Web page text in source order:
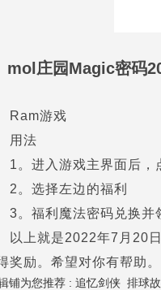
mol庄园Magic密码
Ram游戏
用法
1。进入游戏主界面后，
2。选择左边的福利
3。福利魔法密码兑换并
以上就是2022年7月20
奖励。希望对你有帮助。
铺为您推荐 : 追忆剑侠 排球